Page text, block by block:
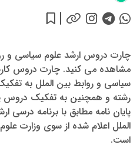
چارت دروس ارشد علوم سیاسی و
مشاهده می کنید. چارت دروس
سیاسی و روابط بین الملل به
رشته و همچنین به تفکیک دروس
پایان نامه مطابق با برنامه درسی
الملل اعلام شده از سوی وزارت
است.